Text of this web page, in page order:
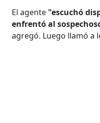
El agente "escuchó
enfrentó al
agregó. Luego llamó a